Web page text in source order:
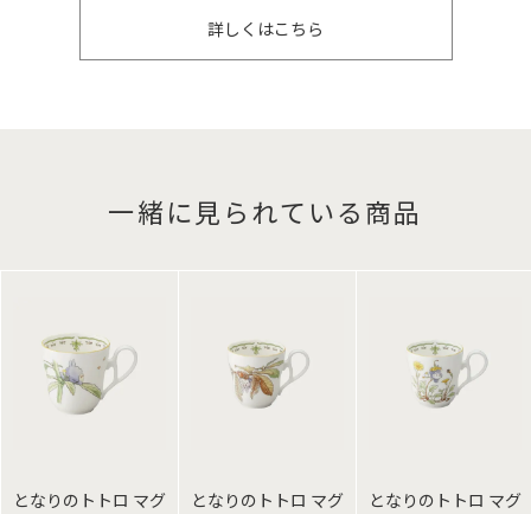
詳しくはこちら
一緒に見られている商品
となりのトトロ マグ
となりのトトロ マグ
となりのトトロ マグ